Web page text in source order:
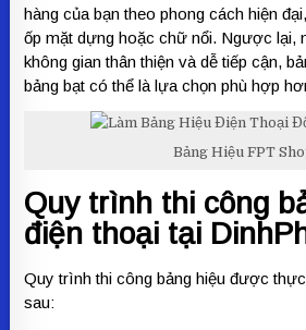
hàng của bạn theo phong cách hiện
ốp mặt dựng hoặc chữ nổi. Ngược lại,
không gian thân thiện và dễ tiếp cận,
bảng bạt có thể là lựa chọn phù hợp
Bảng Hiệu FPT
Quy trình thi công
điện thoại tại
Quy trình thi công bảng hiệu được
sau: